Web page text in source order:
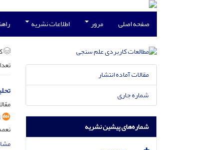
صفحه اصلی مرور اطلاعات نشریه
مقالات آماده انتشار
شماره جاری
شماره‌های پیشین نشریه